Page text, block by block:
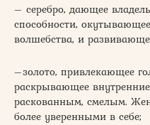
– серебро, дающее
способности,
волшебства, и
–золото, привлекающее
раскрывающее
раскованным, смелым.
более уверенными в себе;